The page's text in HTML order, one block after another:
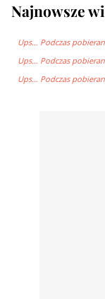
Najnowsze
Ups… Podczas
Ups… Podczas
Ups… Podczas